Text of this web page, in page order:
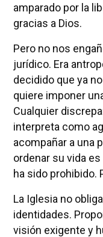
amparado por la
gracias a Dios.
Pero no nos
jurídico. Era
decidido que ya
quiere imponer
Cualquier
interpreta como
acompañar a una
ordenar su vida
ha sido prohibido.
La Iglesia no
identidades.
visión exigente y